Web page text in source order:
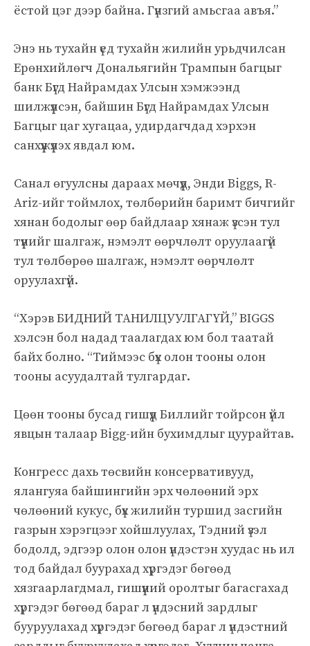
ёстой цэг дээр байна. Гүнзгий амьсгаа авъя.”
Энэ нь тухайн үед тухайн жилийн урьдчилсан
Ерөнхийлөгч Дональягийн Трампын багцыг
банк Бүгд Найрамдах Улсын хэмжээнд
шилжүүлсэн, байшин Бүгд Найрамдах Улсын
Багцыг цаг хугацаа, удирдагчдад хэрхэн
санхүүжүүлэх явдал юм.
Санал өгуулсны дараах мөчүүд, Энди Biggs, R-
Ariz-ийг тоймлох, төлбөрийн баримт бичгийг
хянан бодолыг өөр байдлаар хянаж үзсэн тул
түүнийг шалгаж, нэмэлт өөрчлөлт оруулаагүй
тул төлбөрөө шалгаж, нэмэлт өөрчлөлт
оруулахгүй.
“Хэрэв БИДНИЙ ТАНИЛЦУУЛГАГҮЙ,” BIGGS
хэлсэн бол надад таалагдах юм бол таатай
байх болно. “Тиймээс бүх олон тооны олон
тооны асуудалтай тулгардаг.
Цөөн тооны бусад гишүүд Биллийг тойрсон үйл
явцын талаар Bigg-ийн бухимдлыг цуурайтав.
Конгресс дахь төсвийн консервативууд,
ялангуяа байшингийн эрх чөлөөний эрх
чөлөөний кукус, бүх жилийн туршид засгийн
газрын хэрэгцээг хойшлуулах, Тэдний үзэл
бодолд, эдгээр олон олон үндэстэн хуудас нь ил
тод байдал буурахад хүргэдэг бөгөөд
хязгаарлагдмал, гишүүний оролтыг багасгахад
хүргэдэг бөгөөд бараг л үндэсний зардлыг
бууруулахад хүргэдэг бөгөөд бараг л үндэстний